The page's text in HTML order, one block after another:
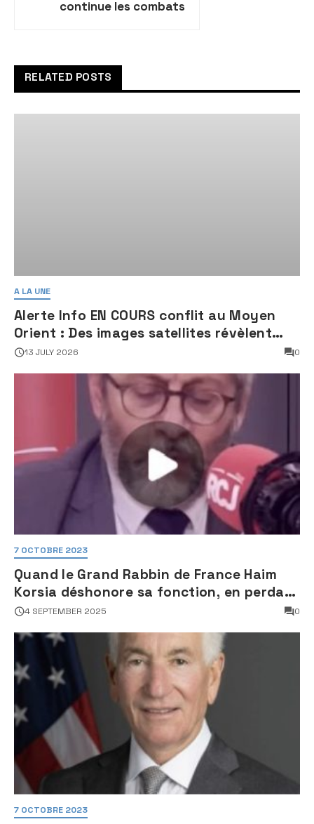
continue les combats
RELATED POSTS
A LA UNE
Alerte Info EN COURS conflit au Moyen
Orient : Des images satellites révèlent
une activité jugée « inquiétante » sur
13 JULY 2026 0
7 OCTOBRE 2023
Quand le Grand Rabbin de France Haim
Korsia déshonore sa fonction, en perdant
son sang froid
4 SEPTEMBER 2025 0
7 OCTOBRE 2023